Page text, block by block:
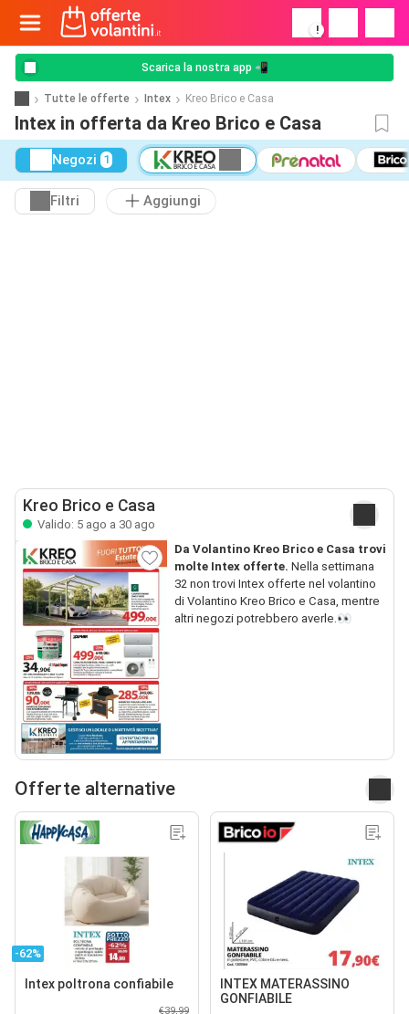
!
Scarica la nostra app 📲
Tutte le offerte Intex Kreo Brico e Casa
Intex in offerta da Kreo Brico e Casa
Negozi 1
Filtri Aggiungi
Kreo Brico e Casa
Valido: 5 ago a 30 ago
Da Volantino Kreo Brico e Casa trovi
molte Intex offerte. Nella settimana
32 non trovi Intex offerte nel volantino
di Volantino Kreo Brico e Casa, mentre
altri negozi potrebbero averle.👀
Offerte alternative
-62%
Intex poltrona confiabile
€39,99
INTEX MATERASSINO
GONFIABILE